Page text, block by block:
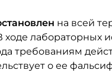
на всей
лабораторных
требованиям
о ее